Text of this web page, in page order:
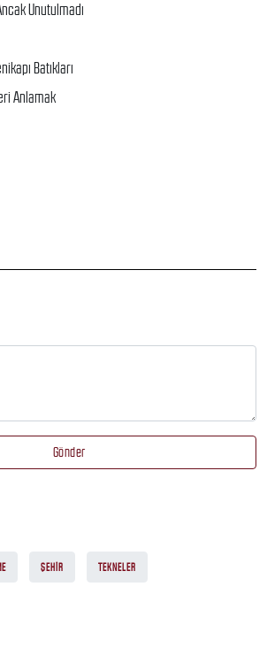
Unutulmadı
Batıkları
Anlamak
Gönder
ŞEHIR TEKNELER